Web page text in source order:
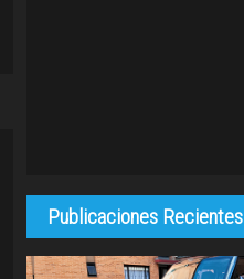
Publicaciones Recientes